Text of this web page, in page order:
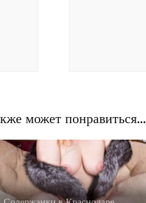
может понравиться...